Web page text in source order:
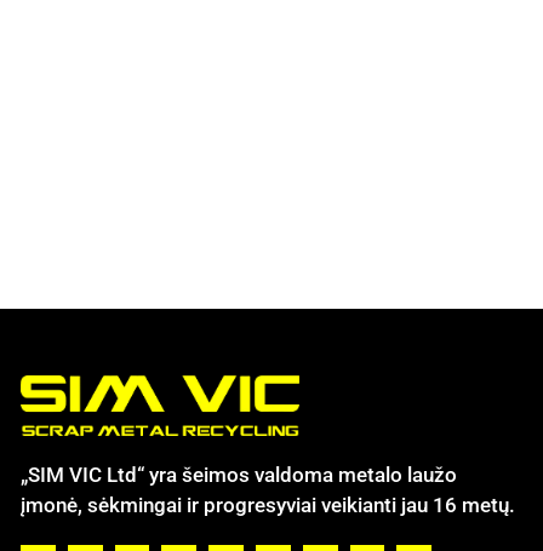
„SIM VIC Ltd“ yra šeimos valdoma metalo laužo
įmonė, sėkmingai ir progresyviai veikianti jau 16 metų.